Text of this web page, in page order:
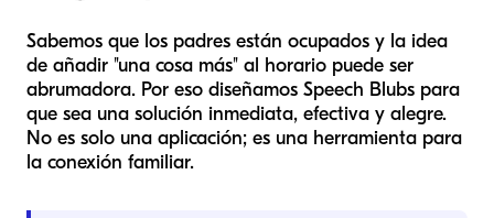
Sabemos que los padres están ocupados y la idea
de añadir "una cosa más" al horario puede ser
abrumadora. Por eso diseñamos Speech Blubs para
que sea una solución inmediata, efectiva y alegre.
No es solo una aplicación; es una herramienta para
la conexión familiar.